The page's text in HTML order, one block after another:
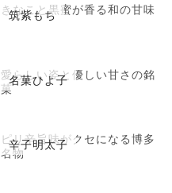
筑紫もち
きなこと黒蜜が香る和の甘味
名菓ひよ子
愛らしい姿と優しい甘さの銘
菓
辛子明太子
ピリ辛旨味がクセになる博多
名物